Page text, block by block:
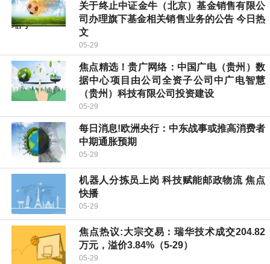
关于终止中证金牛（北京）基金销售有限公
司办理旗下基金相关销售业务的公告 今日热
文
05-29
焦点精选！贵广网络：中国广电（贵州）数
据中心项目由公司全资子公司中广电智慧
（贵州）科技有限公司投资建设
05-29
每日消息!欧洲央行：中东战事或推高消费者
中期通胀预期
05-29
机器人分拣员上岗 科技赋能邮政物流 焦点
快播
05-29
焦点热议:大宗交易：瑞华技术成交204.82
万元，溢价3.84%（5-29）
05-29